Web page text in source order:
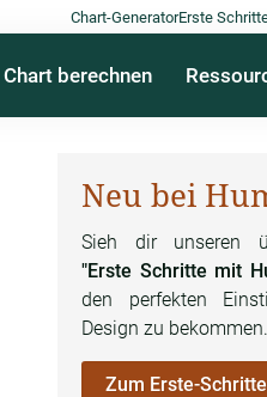
Chart-GeneratorErste
Chart berechnen
Neu bei
Sieh dir unseren
"Erste Schritte mit
den perfekten
Design zu bekommen.
Zum Erste-